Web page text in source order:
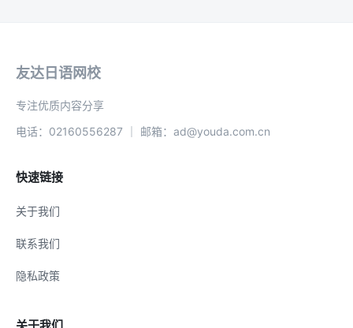
友达日语网校
专注优质内容分享
电话：02160556287 ｜ 邮箱：ad@youda.com.cn
快速链接
关于我们
联系我们
隐私政策